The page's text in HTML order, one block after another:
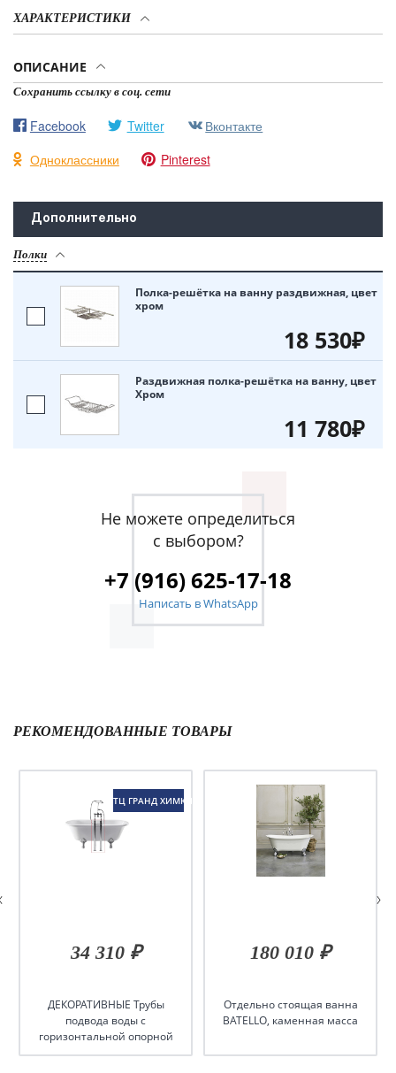
ХАРАКТЕРИСТИКИ
ОПИСАНИЕ
Сохранить ссылку в соц. сети
Facebook Twitter
Вконтакте
Одноклассники
Pinterest
Дополнительно
Полки
Полка-решётка на ванну раздвижная, цвет
хром
18 530₽
Раздвижная полка-решётка на ванну, цвет
Хром
11 780₽
Не можете определиться
с выбором?
+7 (916) 625-17-18
Написать в WhatsApp
РЕКОМЕНДОВАННЫЕ ТОВАРЫ
ТЦ ГРАНД ХИМКИ
34 310 ₽
ДЕКОРАТИВНЫЕ Трубы
подвода воды с
горизонтальной опорной
рамой (Пара), цвет Хром
180 010 ₽
Отдельно стоящая ванна
BATELLO, каменная масса